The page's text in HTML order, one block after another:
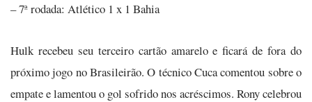
– 7ª rodada: Atlético 1 x 1 Bahia
Hulk recebeu seu terceiro cartão amarelo e ficará de fora do
próximo jogo no Brasileirão. O técnico Cuca comentou sobre o
empate e lamentou o gol sofrido nos acréscimos. Rony celebrou